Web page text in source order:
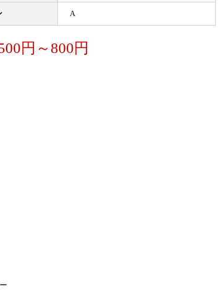
A
円～800円